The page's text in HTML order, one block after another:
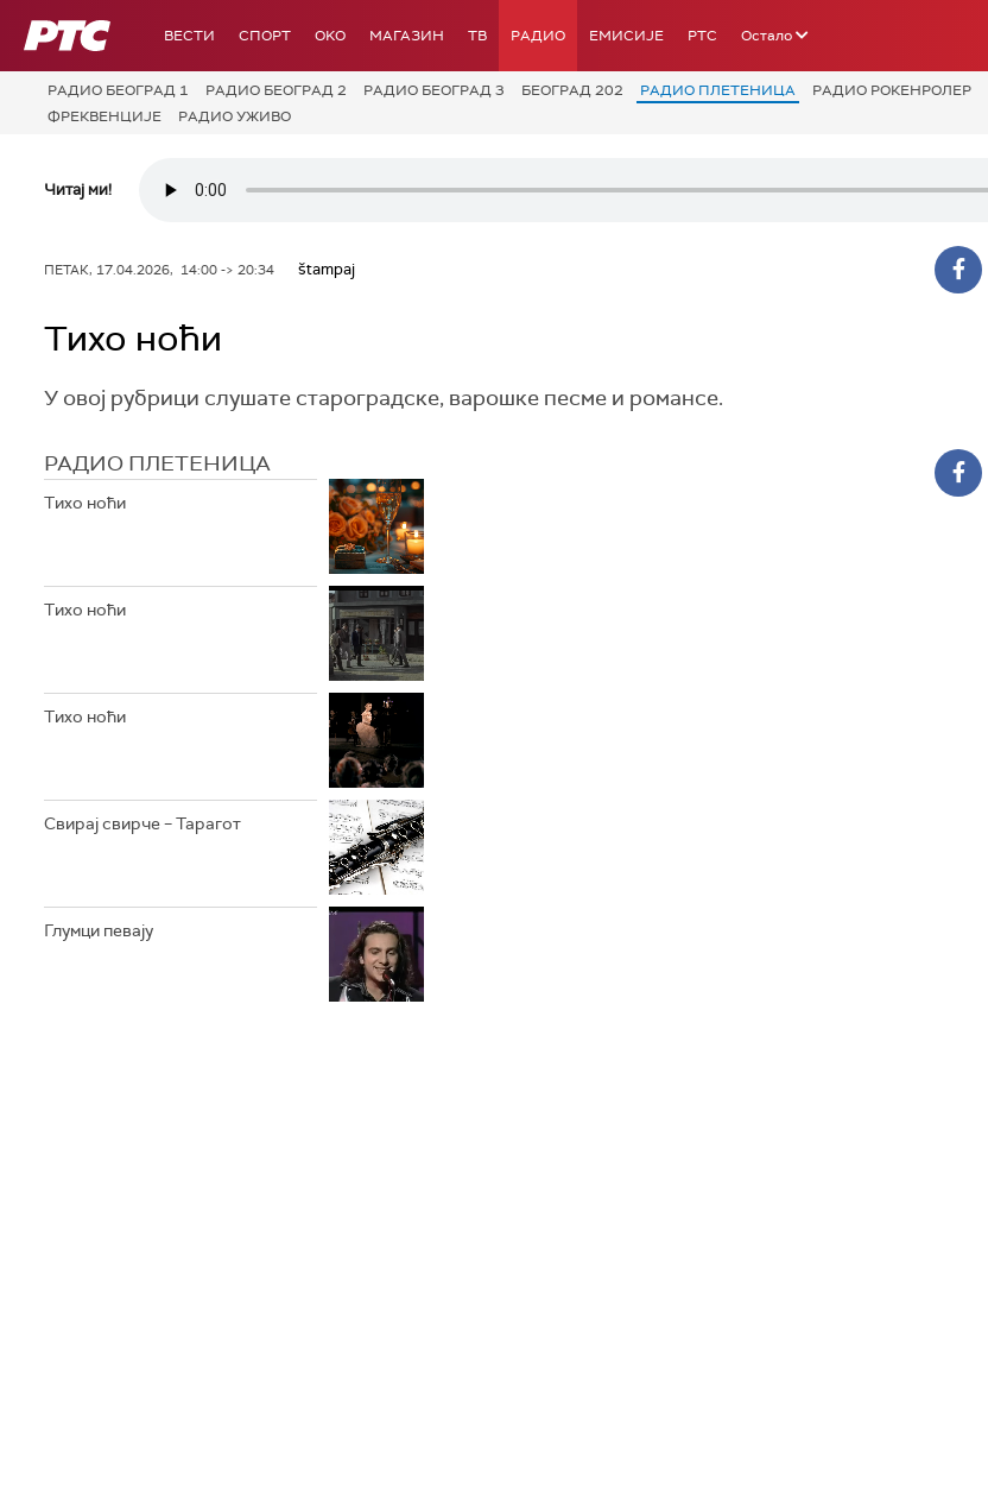
РТС ВЕСТИ СПОРТ OKO МАГАЗИН ТВ РАДИО ЕМИСИЈЕ РТС Остало
РАДИО БЕОГРАД 1 РАДИО БЕОГРАД 2 РАДИО БЕОГРАД 3 БЕОГРАД 202 РАДИО ПЛЕТЕНИЦА РАДИО РОКЕНРОЛЕР
ФРЕКВЕНЦИЈЕ
РАДИО УЖИВО
Читај ми!
ПЕТАК, 17.04.2026, 14:00 -> 20:34 štampaj
Тихо ноћи
У овој рубрици слушате староградске, варошке песме и романсе.
РАДИО ПЛЕТЕНИЦА
Тихо ноћи
Тихо ноћи
Тихо ноћи
Свирај свирче – Тарагот
Глумци певају